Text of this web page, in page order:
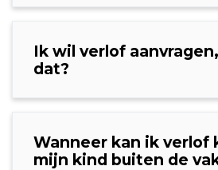
Ik wil verlof
dat?
Wanneer kan ik verlof
mijn kind buiten de